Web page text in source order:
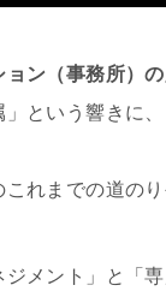
ョン（事務所）
」という響きに
れまでの道の
メント」と「